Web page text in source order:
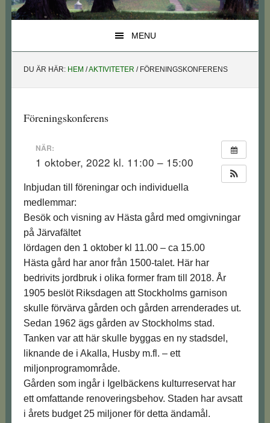
MENU
DU ÄR HÄR: HEM /AKTIVITETER /FÖRENINGSKONFERENS
Föreningskonferens
NÄR:
1 oktober, 2022 kl. 11:00 – 15:00
Inbjudan till föreningar och individuella
medlemmar:
Besök och visning av Hästa gård med omgivningar
på Järvafältet
lördagen den 1 oktober kl 11.00 – ca 15.00
Hästa gård har anor från 1500-talet. Här har
bedrivits jordbruk i olika former fram till 2018. År
1905 beslöt Riksdagen att Stockholms garnison
skulle förvärva gården och gården arrenderades ut.
Sedan 1962 ägs gården av Stockholms stad.
Tanken var att här skulle byggas en ny stadsdel,
liknande de i Akalla, Husby m.fl. – ett
miljonprogramområde.
Gården som ingår i Igelbäckens kulturreservat har
ett omfattande renoveringsbehov. Staden har avsatt
i årets budget 25 miljoner för detta ändamål.